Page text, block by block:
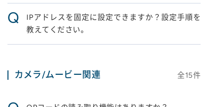
Q
IPアドレスを固定に設定できますか？設定手順を
教えてください。
カメラ/ムービー関連 全15件